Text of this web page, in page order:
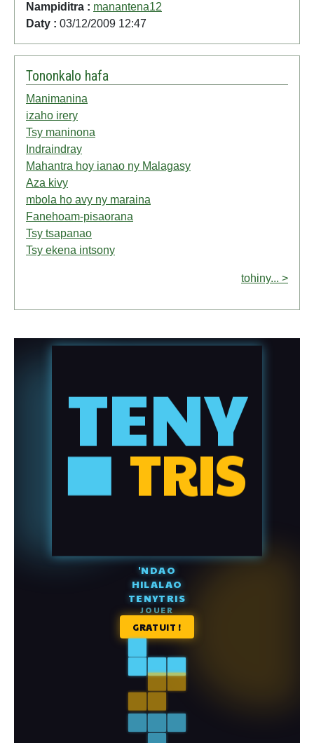
Nampiditra : manantena12
Daty : 03/12/2009 12:47
Tononkalo hafa
Manimanina
izaho irery
Tsy maninona
Indraindray
Mahantra hoy ianao ny Malagasy
Aza kivy
mbola ho avy ny maraina
Fanehoam-pisaorana
Tsy tsapanao
Tsy ekena intsony
tohiny... >